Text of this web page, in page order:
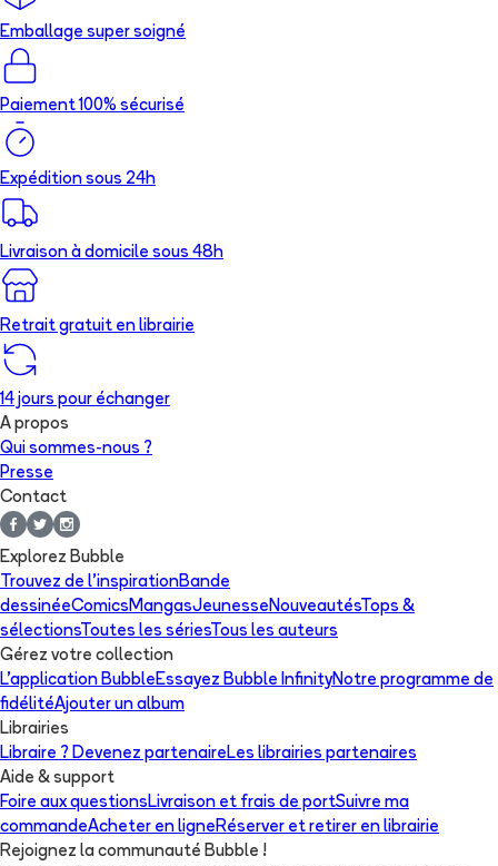
Emballage super soigné
Paiement 100% sécurisé
Expédition sous 24h
Livraison à domicile sous 48h
Retrait gratuit en librairie
14 jours pour échanger
A propos
Qui sommes-nous ?
Presse
Contact
Explorez Bubble
Trouvez de l'inspirationBande
dessinéeComicsMangasJeunesseNouveautésTops &
sélectionsToutes les sériesTous les auteurs
Gérez votre collection
L'application BubbleEssayez Bubble InfinityNotre programme de
fidélitéAjouter un album
Librairies
Libraire ? Devenez partenaireLes librairies partenaires
Aide & support
Foire aux questionsLivraison et frais de portSuivre ma
commandeAcheter en ligneRéserver et retirer en librairie
Rejoignez la communauté Bubble !